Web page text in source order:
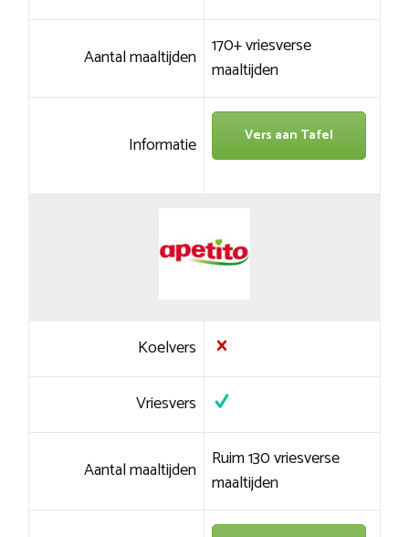
Aantal maaltijden 170+ vriesverse
maaltijden
Informatie Vers aan Tafel
Koelvers
Vriesvers
Aantal maaltijden Ruim 130 vriesverse
maaltijden